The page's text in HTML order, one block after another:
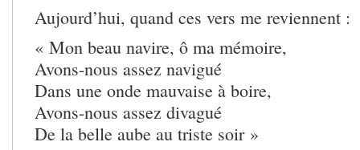
Aujourd’hui, quand ces vers me reviennent :
« Mon beau navire, ô ma mémoire,
Avons-nous assez navigué
Dans une onde mauvaise à boire,
Avons-nous assez divagué
De la belle aube au triste soir »